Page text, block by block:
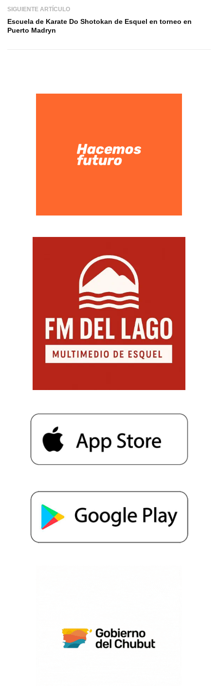
SIGUIENTE ARTÍCULO
Escuela de Karate Do Shotokan de Esquel en torneo en
Puerto Madryn